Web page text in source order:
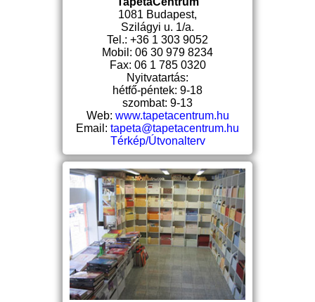
1081 Budapest,
Szilágyi u. 1/a.
Tel.: +36 1 303 9052
Mobil: 06 30 979 8234
Fax: 06 1 785 0320
Nyitvatartás:
hétfő-péntek: 9-18
szombat: 9-13
Web: www.tapetacentrum.hu
Email: tapeta@tapetacentrum.hu
Térkép/Útvonalterv